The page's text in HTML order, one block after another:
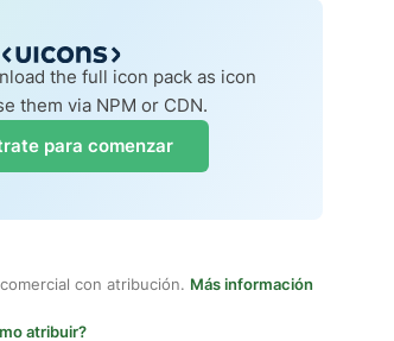
the full icon pack as icon
them via NPM or CDN.
para comenzar
con atribución. Más información
atribuir?